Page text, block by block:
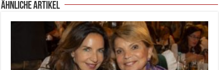
ähnliche Artikel